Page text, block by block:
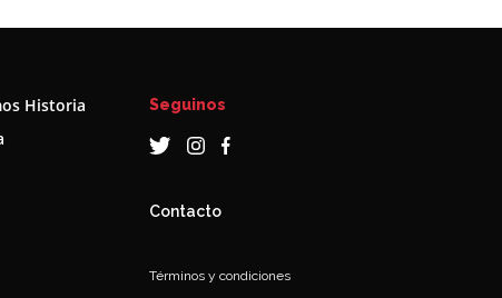
Historia
Seguinos
Contacto
Términos y condiciones